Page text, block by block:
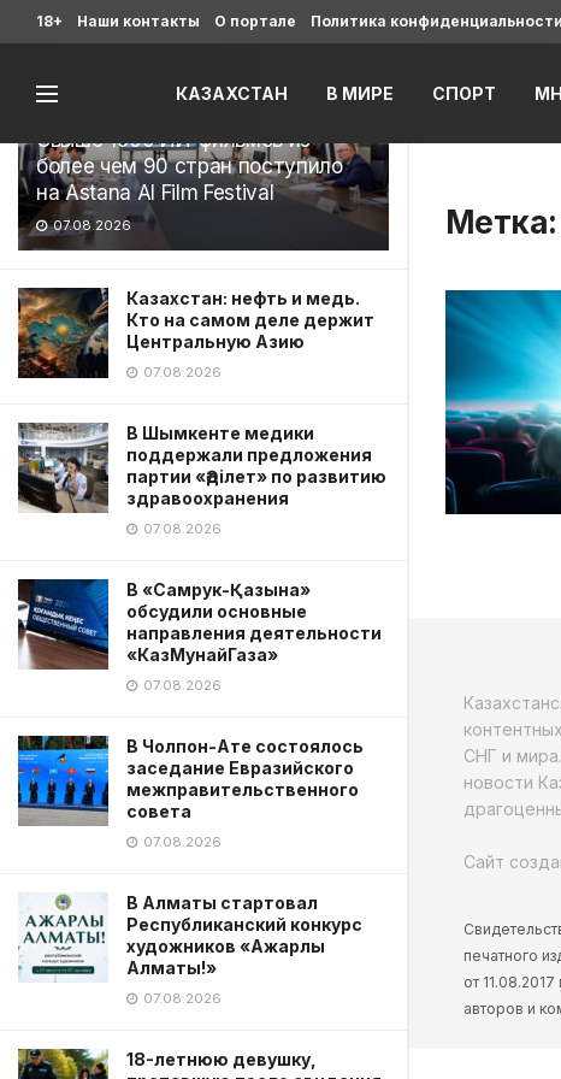
Последние
Свыше 1900 ИИ-фильмов из
более чем 90 стран поступило
на Astana AI Film Festival
07.08.2026
Казахстан: нефть и медь.
Кто на самом деле держит
Центральную Азию
07.08.2026
В Шымкенте медики
поддержали предложения
партии «Әділет» по развитию
здравоохранения
07.08.2026
В «Самрук-Қазына»
обсудили основные
направления деятельности
«КазМунайГаза»
07.08.2026
В Чолпон-Ате состоялось
заседание Евразийского
межправительственного
совета
07.08.2026
В Алматы стартовал
Республиканский конкурс
художников «Ажарлы
Алматы!»
07.08.2026
18-летнюю девушку,
18+ Наши контакты О портале Политика конфиденциальности
КАЗАХСТАН В МИРЕ СПОРТ
Метка:
СНГ и
новости
Сайт
печатного
от
авторов и